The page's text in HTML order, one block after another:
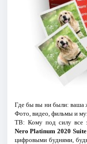
Где бы вы ни были: ваша
Фото, видео, фильмы и
ТВ: Кому под силу все
Nero Platinum 2020 Suite
цифровыми буднями,